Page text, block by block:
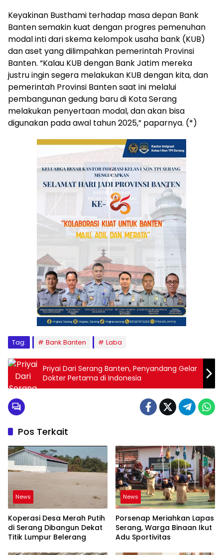
Keyakinan Busthami terhadap masa depan Bank
Banten semakin kuat dengan progres pemenuhan
modal inti dari skema kelompok usaha bank (KUB)
dan aset yang dilimpahkan pemerintah Provinsi
Banten. “Kalau KUB dengan Bank Jatim mereka
justru ingin segera melakukan KUB dengan kita, dan
pemerintah Provinsi Banten saat ini melalui
pembangunan gedung baru di Kota Serang
melakukan penyertaan modal, dan akan bisa
digunakan pada awal tahun 2025,” paparnya. (*)
Tag: Bank Banten Laba
Priyai Dari Serang Banten, Penyandang Gelar
Dokter Pertama di Indonesia
Pos Terkait
News
Koperasi Desa Merah Putih
di Serang Dibangun Dekat
Titik Lumpur Belerang
News
Porsenap Meriahkan Lapas
Serang, Warga Binaan Ikut
Adu Sportivitas